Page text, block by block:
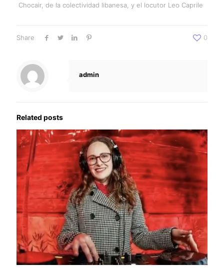
Chocair, de la colectividad libanesa, y el locutor Leo Caprile
Share 0
admin
Related posts